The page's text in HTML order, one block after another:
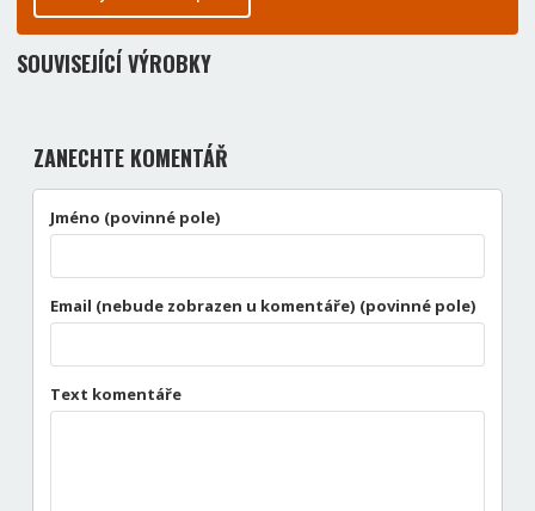
SOUVISEJÍCÍ VÝROBKY
ZANECHTE KOMENTÁŘ
Jméno (povinné pole)
Email (nebude zobrazen u komentáře) (povinné pole)
Text komentáře